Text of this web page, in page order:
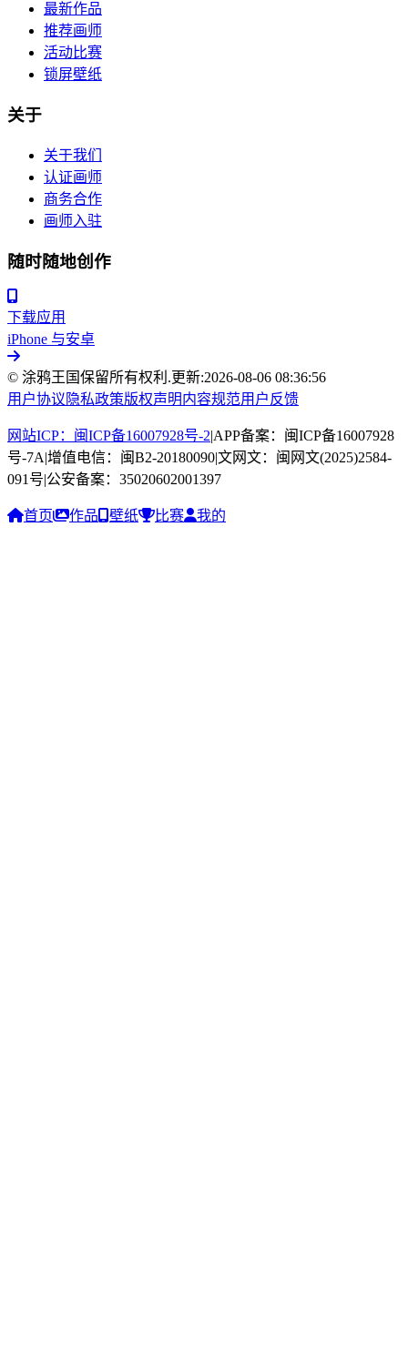
最新作品
推荐画师
活动比赛
锁屏壁纸
关于
关于我们
认证画师
商务合作
画师入驻
随时随地创作
下载应用
iPhone 与安卓
© 涂鸦王国保留所有权利.更新:2026-08-06 08:36:56
用户协议 隐私政策版权声明内容规范用户反馈
网站ICP：闽ICP备16007928号-2|APP备案：闽ICP备16007928
号-7A|增值电信：闽B2-20180090|文网文：闽网文(2025)2584-
091号|公安备案：35020602001397
首页 作品 壁纸 比赛 我的